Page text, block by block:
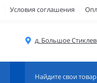
Условия соглашения
д. Большое